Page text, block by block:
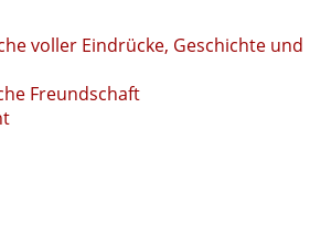
voller Eindrücke, Geschichte und
Freundschaft